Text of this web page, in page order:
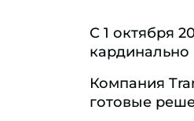
С 1 октября
Компания
готовые